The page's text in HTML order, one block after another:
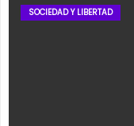
SOCIEDAD Y LIBERTAD